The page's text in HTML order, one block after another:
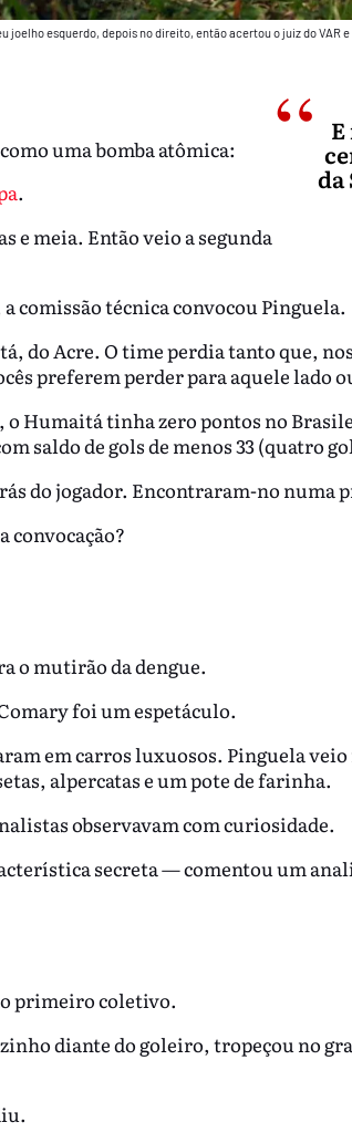
joelho esquerdo, depois no direito, então acertou o juiz do VAR
da
uma bomba atômica:
.
e meia. Então veio a segunda
comissão técnica convocou Pinguela.
do Acre. O time perdia tanto que,
preferem perder para aquele lado
o Humaitá tinha zero pontos no
saldo de gols de menos 33 (quatro
do jogador. Encontraram-no numa
convocação?
o mutirão da dengue.
foi um espetáculo.
em carros luxuosos. Pinguela
alpercatas e um pote de farinha.
observavam com curiosidade.
secreta — comentou um
primeiro coletivo.
diante do goleiro, tropeçou no